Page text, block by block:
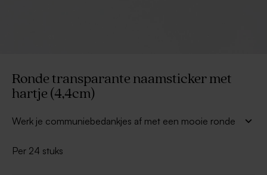
Ronde transparante naamsticker met
hartje (4,4cm)
Werk je communiebedankjes af met een mooie ronde
uitnodiging past.
Per 24 stuks